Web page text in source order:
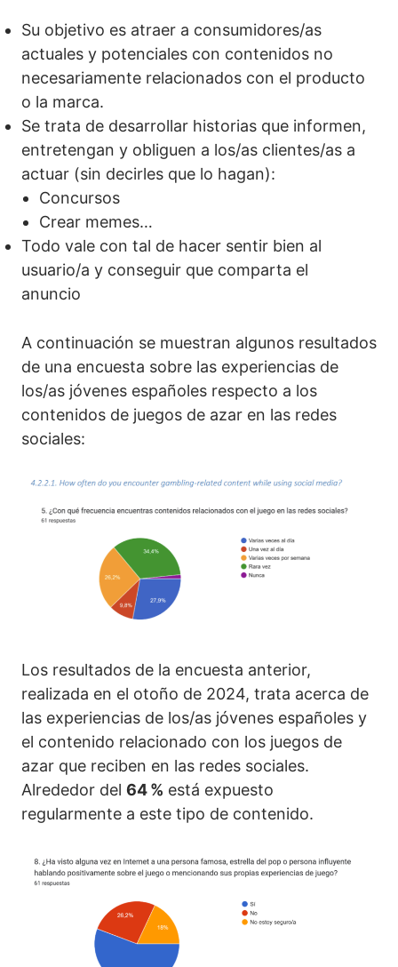
Su objetivo es atraer a consumidores/as
actuales y potenciales con contenidos no
necesariamente relacionados con el producto
o la marca.
Se trata de desarrollar historias que informen,
entretengan y obliguen a los/as clientes/as a
actuar (sin decirles que lo hagan):
Concursos
Crear memes…
Todo vale con tal de hacer sentir bien al
usuario/a y conseguir que comparta el
anuncio
A continuación se muestran algunos resultados
de una encuesta sobre las experiencias de
los/as jóvenes españoles respecto a los
contenidos de juegos de azar en las redes
sociales:
Los resultados de la encuesta anterior,
realizada en el otoño de 2024, trata acerca de
las experiencias de los/as jóvenes españoles y
el contenido relacionado con los juegos de
azar que reciben en las redes sociales.
Alrededor del 64 % está expuesto
regularmente a este tipo de contenido.